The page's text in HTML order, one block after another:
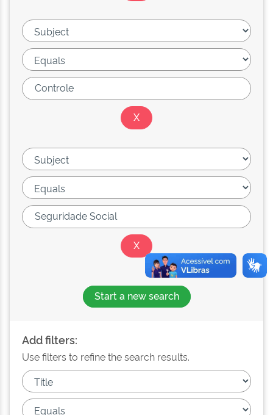
Start a new search
Add filters:
Use filters to refine the search results.